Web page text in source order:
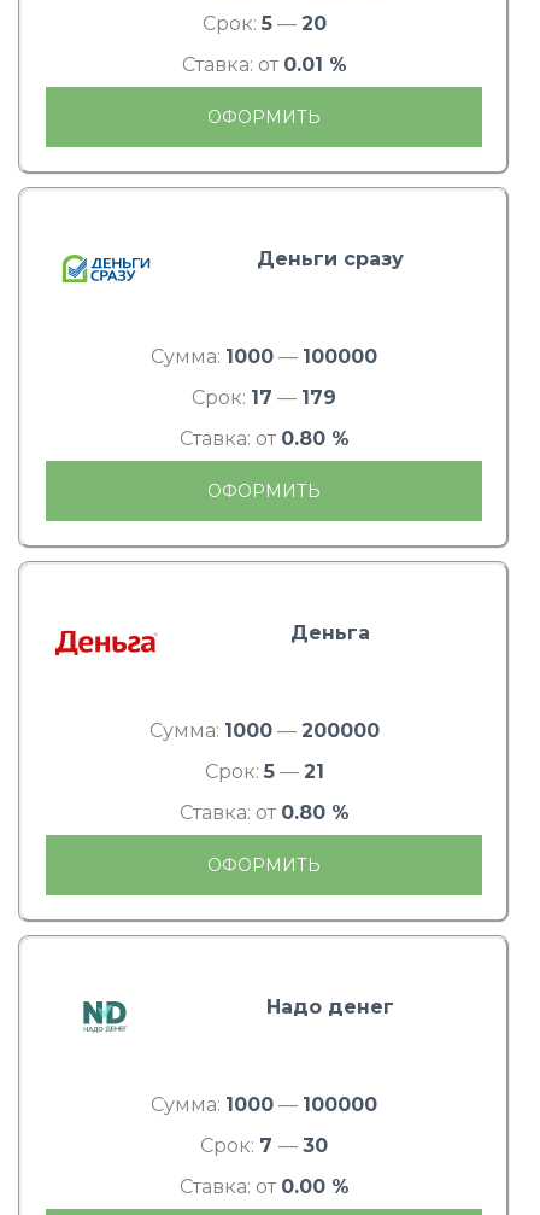
Срок: 5— 20
Ставка: от 0.01 %
ОФОРМИТЬ
Деньги сразу
Сумма: 1000 — 100000
Срок: 17 — 179
Ставка: от 0.80 %
ОФОРМИТЬ
Деньга
Сумма: 1000— 200000
Срок: 5— 21
Ставка: от 0.80 %
ОФОРМИТЬ
Надо денег
Сумма: 1000 — 100000
Срок: 7 — 30
Ставка: от 0.00 %